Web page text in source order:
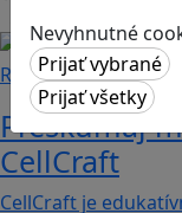
Nevyhnutné
Recenzie
Preskúmaj
CellCraft
CellCraft je